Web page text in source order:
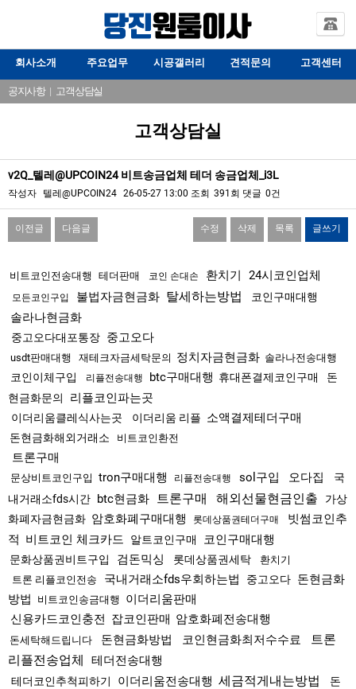
회사소개 주요업무 시공갤러리 견적문의 고객센터
공지사항| 고객상담실
고객상담실
v2Q_텔레@UPCOIN24 비트송금업체 테더 송금업체_i3L
작성자 텔레@UPCOIN24 26-05-27 13:00 조회 391회 댓글 0건
이전글 다음글 수정 삭제 목록 글쓰기
비트코인전송대행 테더판매 코인 손대손 환치기 24시코인업체
모든코인구입 불법자금현금화 탈세하는방법 코인구매대행
솔라나현금화
중고오다대포통장 중고오다
usdt판매대행 재테크자금세탁문의 정치자금현금화 솔라나전송대행
코인이체구입 리플전송대행 btc구매대행 휴대폰결제코인구매
돈
현금화문의
리플코인파는곳
이더리움클레식사는곳 이더리움 리플 소액결제테더구매
돈현금화해외거래소 비트코인환전
트론구매
문상비트코인구입 tron구매대행 리플전송대행 sol구입 오다집
국
내거래소fds시간 btc현금화 트론구매 해외선물현금인출
가상
화폐자금현금화 암호화폐구매대행 롯데상품권테더구매
빗썸코인추
적 비트코인 체크카드 알트코인구매 코인구매대행
문화상품권비트구입 검돈믹싱 롯데상품권세탁
환치기
트론 리플코인전송
국내거래소fds우회하는법 중고오다 돈현금화
방법
비트코인송금대행 이더리움판매
신용카드코인충전 잡코인판매 암호화폐전송대행
돈세탁해드립니다 돈현금화방법 코인현금화최저수수료
트론
리플전송업체
테더전송대행
테더코인추척피하기 이더리움전송대행 세금적게내는방법
돈